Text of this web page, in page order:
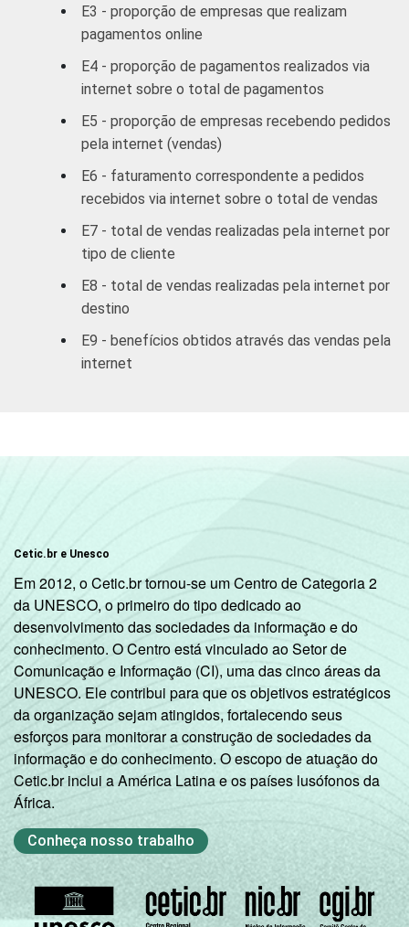
aluguéis e
serviços
empresas/
Outros
serviços
coletivos
pessoais3
Base: 1.146 empresas que fizeram
pagamentos online, com 10 ou mais
funcionários, que constituem os seguintes
segmentos da CNAE 1.0: seção D, F, G, H, I, K
Respostas referentes aos últimos doze
meses.
relacionadas e 91 atividades associativas.
E3 - proporção de empresas que realizam
pagamentos online
E4 - proporção de pagamentos realizados via
internet sobre o total de pagamentos
E5 - proporção de empresas recebendo pedidos
pela internet (vendas)
E6 - faturamento correspondente a pedidos
recebidos via internet sobre o total de vendas
E7 - total de vendas realizadas pela internet por
tipo de cliente
E8 - total de vendas realizadas pela internet por
destino
E9 - benefícios obtidos através das vendas pela
internet
Cetic.br e Unesco
Em 2012, o Cetic.br tornou-se um Centro de Categoria 2
da UNESCO, o primeiro do tipo dedicado ao
desenvolvimento das sociedades da informação e do
conhecimento. O Centro está vinculado ao Setor de
Comunicação e Informação (CI), uma das cinco áreas da
UNESCO. Ele contribui para que os objetivos estratégicos
da organização sejam atingidos, fortalecendo seus
esforços para monitorar a construção de sociedades da
informação e do conhecimento. O escopo de atuação do
Cetic.br inclui a América Latina e os países lusófonos da
África.
Conheça nosso trabalho